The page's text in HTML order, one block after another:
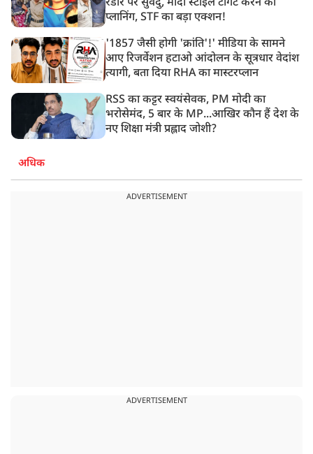
प्लानिंग, STF का बड़ा एक्शन!
'1857 जैसी होगी 'क्रांति'!' मीडिया के सामने
आए रिजर्वेशन हटाओ आंदोलन के सूत्रधार वेदांश
त्यागी, बता दिया RHA का मास्टरप्लान
RSS का कट्टर स्वयंसेवक, PM मोदी का
भरोसेमंद, 5 बार के MP...आखिर कौन हैं देश के
नए शिक्षा मंत्री प्रह्लाद जोशी?
अधिक
ADVERTISEMENT
ADVERTISEMENT